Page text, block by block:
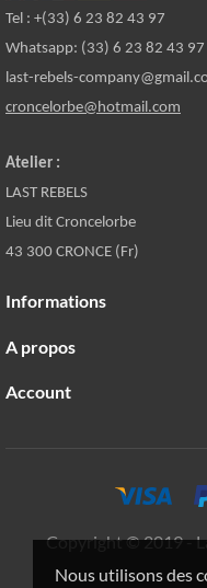
Nous utilisons des
Tel : +(33) 6 23 82 43 97
Whatsapp: (33) 6 23 82 43 97
last-rebels-
croncelorbe@hotmail.com
Atelier :
LAST REBELS
Lieu dit Croncelorbe
43 300 CRONCE (Fr)
Informations
A propos
Account
Copyright © 2019 -